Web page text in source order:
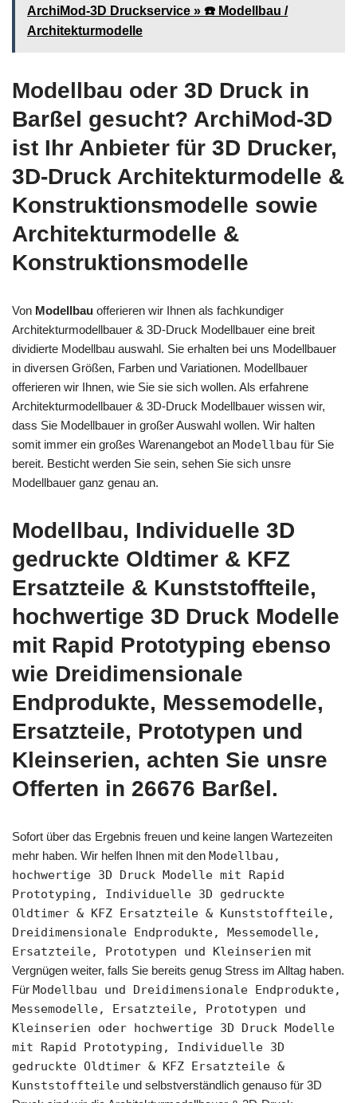
ArchiMod-3D Druckservice » ☎️ Modellbau /
Architekturmodelle
Modellbau oder 3D Druck in
Barßel gesucht? ArchiMod-3D
ist Ihr Anbieter für 3D Drucker,
3D-Druck Architekturmodelle &
Konstruktionsmodelle sowie
Architekturmodelle &
Konstruktionsmodelle
Von Modellbau offerieren wir Ihnen als fachkundiger
Architekturmodellbauer & 3D-Druck Modellbauer eine breit
dividierte Modellbau auswahl. Sie erhalten bei uns Modellbauer
in diversen Größen, Farben und Variationen. Modellbauer
offerieren wir Ihnen, wie Sie sie sich wollen. Als erfahrene
Architekturmodellbauer & 3D-Druck Modellbauer wissen wir,
dass Sie Modellbauer in großer Auswahl wollen. Wir halten
somit immer ein großes Warenangebot an Modellbau für Sie
bereit. Besticht werden Sie sein, sehen Sie sich unsre
Modellbauer ganz genau an.
Modellbau, Individuelle 3D
gedruckte Oldtimer & KFZ
Ersatzteile & Kunststoffteile,
hochwertige 3D Druck Modelle
mit Rapid Prototyping ebenso
wie Dreidimensionale
Endprodukte, Messemodelle,
Ersatzteile, Prototypen und
Kleinserien, achten Sie unsre
Offerten in 26676 Barßel.
Sofort über das Ergebnis freuen und keine langen Wartezeiten
mehr haben. Wir helfen Ihnen mit den Modellbau,
hochwertige 3D Druck Modelle mit Rapid
Prototyping, Individuelle 3D gedruckte
Oldtimer & KFZ Ersatzteile & Kunststoffteile,
Dreidimensionale Endprodukte, Messemodelle,
Ersatzteile, Prototypen und Kleinserien mit
Vergnügen weiter, falls Sie bereits genug Stress im Alltag haben.
Für Modellbau und Dreidimensionale Endprodukte,
Messemodelle, Ersatzteile, Prototypen und
Kleinserien oder hochwertige 3D Druck Modelle
mit Rapid Prototyping, Individuelle 3D
gedruckte Oldtimer & KFZ Ersatzteile &
Kunststoffteile und selbstverständlich genauso für 3D